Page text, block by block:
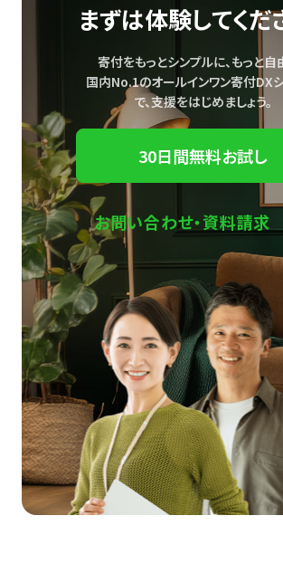
まずは体験してくだ
寄付をもっとシンプルに、もっと自
国内No.1のオールインワン寄付DX
で、支援をはじめましょう。
30日間無料お試し
お問い合わせ・資料請求